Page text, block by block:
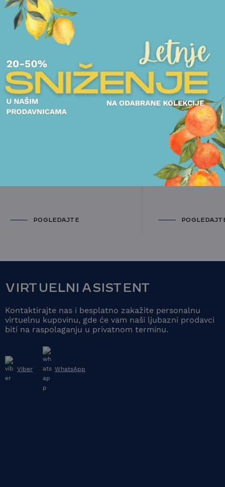
POGLEDAJTE I DRUGE PROIZVODE OVOG BRENDA
POGLEDAJTE
ESCAJG SETOVI
ESCAJG 24
H.DECO
26.063,00RSD
VIRTUELNI ASISTENT
Kontaktirajte nas i besplatno zakažite personalnu
virtuelnu kupovinu, gde će vam naši ljubazni prodavci
biti na raspolaganju u privatnom terminu.
Viber WhatsApp